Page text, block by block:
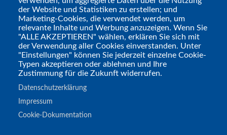
also ganz offensichtlich ausgesprochen
begeistert, deshalb gibt es auch ein
überschwängliches...
Fazit: Selten hat mich ein Rollenspiel aus
dem Stand weg so sehr begeistert wie
der Website und Statistiken zu erstellen; und
Marketing-Cookies, die verwendet werden, um
relevante Inhalte und Werbung anzuzeigen. Wenn Sie
"ALLE AKZEPTIEREN" wählen, erklären Sie sich mit
der Verwendung aller Cookies einverstanden. Unter
"Einstellungen" können Sie jederzeit einzelne Cookie-
Typen akzeptieren oder ablehnen und Ihre
Zustimmung für die Zukunft widerrufen.
Datenschutzerklärung
Impressum
Cookie-Dokumentation